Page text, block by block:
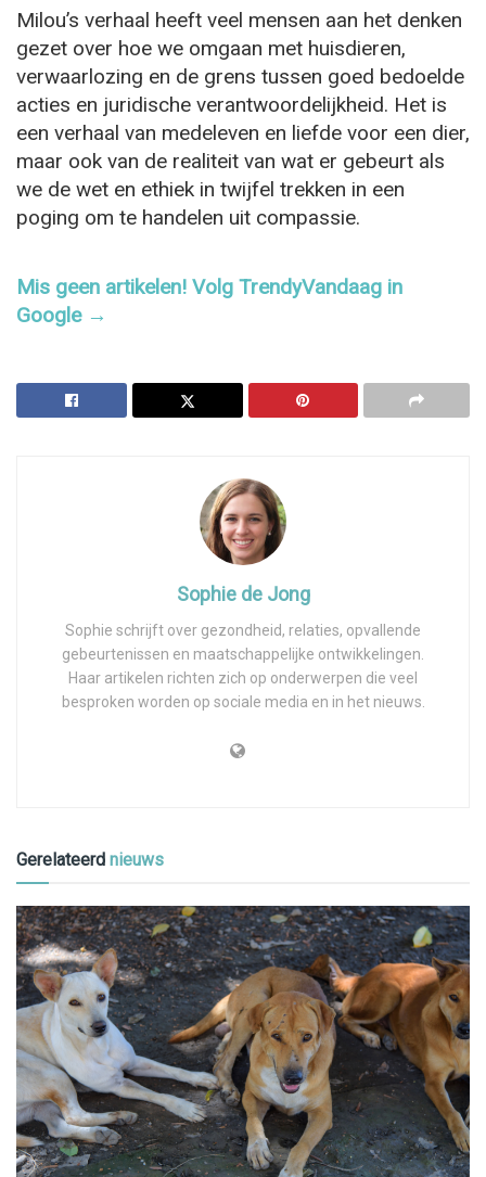
Milou’s verhaal heeft veel mensen aan het denken
gezet over hoe we omgaan met huisdieren,
verwaarlozing en de grens tussen goed bedoelde
acties en juridische verantwoordelijkheid. Het is
een verhaal van medeleven en liefde voor een dier,
maar ook van de realiteit van wat er gebeurt als
we de wet en ethiek in twijfel trekken in een
poging om te handelen uit compassie.
Mis geen artikelen! Volg TrendyVandaag in
Google →
Sophie de Jong
Sophie schrijft over gezondheid, relaties, opvallende
gebeurtenissen en maatschappelijke ontwikkelingen.
Haar artikelen richten zich op onderwerpen die veel
besproken worden op sociale media en in het nieuws.
Gerelateerd nieuws